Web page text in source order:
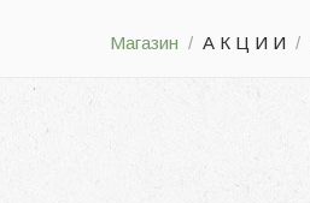
Магазин / А К Ц И И /